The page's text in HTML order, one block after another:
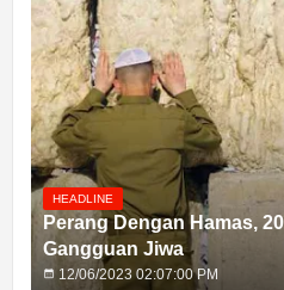
HEADLINE
Perang Dengan Hamas,
Gangguan Jiwa
12/06/2023 02:07:00 PM